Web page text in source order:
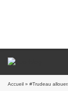
Accueil » #Trudeau allouera